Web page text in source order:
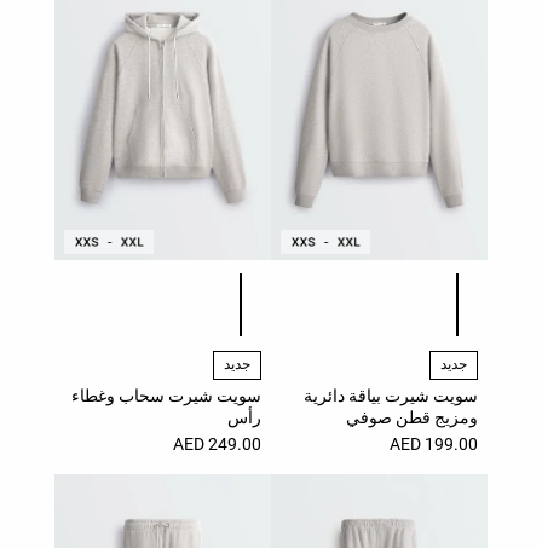
قائمة ألوان المنتج
جديد
سويت شيرت بياقة دائرية
ومزيج قطن صوفي
199.00 AED
قائمة ألوان المنتج
جديد
سويت شيرت سحاب وغطاء
رأس
249.00 AED